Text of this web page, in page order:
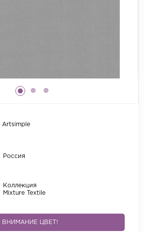
Artsimple
Россия
Коллекция
Mixture Textile
ВНИМАНИЕ ЦВЕТ!